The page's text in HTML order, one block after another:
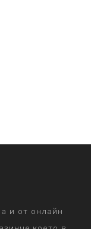
и от онлайн